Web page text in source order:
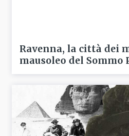
Ravenna, la città dei
mausoleo del Sommo